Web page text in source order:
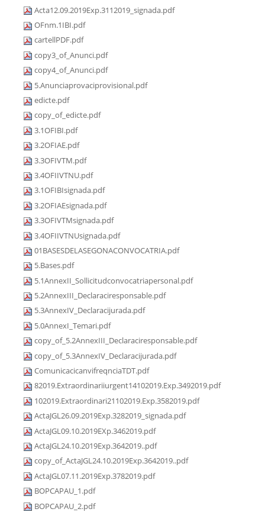
Acta12.09.2019Exp.3112019_signada.pdf
OFnm.1IBI.pdf
cartellPDF.pdf
copy3_of_Anunci.pdf
copy4_of_Anunci.pdf
5.Anunciaprovaciprovisional.pdf
edicte.pdf
copy_of_edicte.pdf
3.1OFIBI.pdf
3.2OFIAE.pdf
3.3OFIVTM.pdf
3.4OFIIVTNU.pdf
3.1OFIBIsignada.pdf
3.2OFIAEsignada.pdf
3.3OFIVTMsignada.pdf
3.4OFIIVTNUsignada.pdf
01BASESDELASEGONACONVOCATRIA.pdf
5.Bases.pdf
5.1AnnexII_Sollicitudconvocatriapersonal.pdf
5.2AnnexIII_Declaraciresponsable.pdf
5.3AnnexIV_Declaracijurada.pdf
5.0AnnexI_Temari.pdf
copy_of_5.2AnnexIII_Declaraciresponsable.pdf
copy_of_5.3AnnexIV_Declaracijurada.pdf
ComunicacicanvifreqnciaTDT.pdf
82019.Extraordinariiurgent14102019.Exp.3492019.pdf
102019.Extraordinari21102019.Exp.3582019.pdf
ActaJGL26.09.2019Exp.3282019_signada.pdf
ActaJGL09.10.2019EXp.3462019.pdf
ActaJGL24.10.2019Exp.3642019..pdf
copy_of_ActaJGL24.10.2019Exp.3642019..pdf
ActaJGL07.11.2019Exp.3782019.pdf
BOPCAPAU_1.pdf
BOPCAPAU_2.pdf